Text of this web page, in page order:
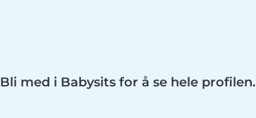
Bli med i Babysits for å se hele profilen.